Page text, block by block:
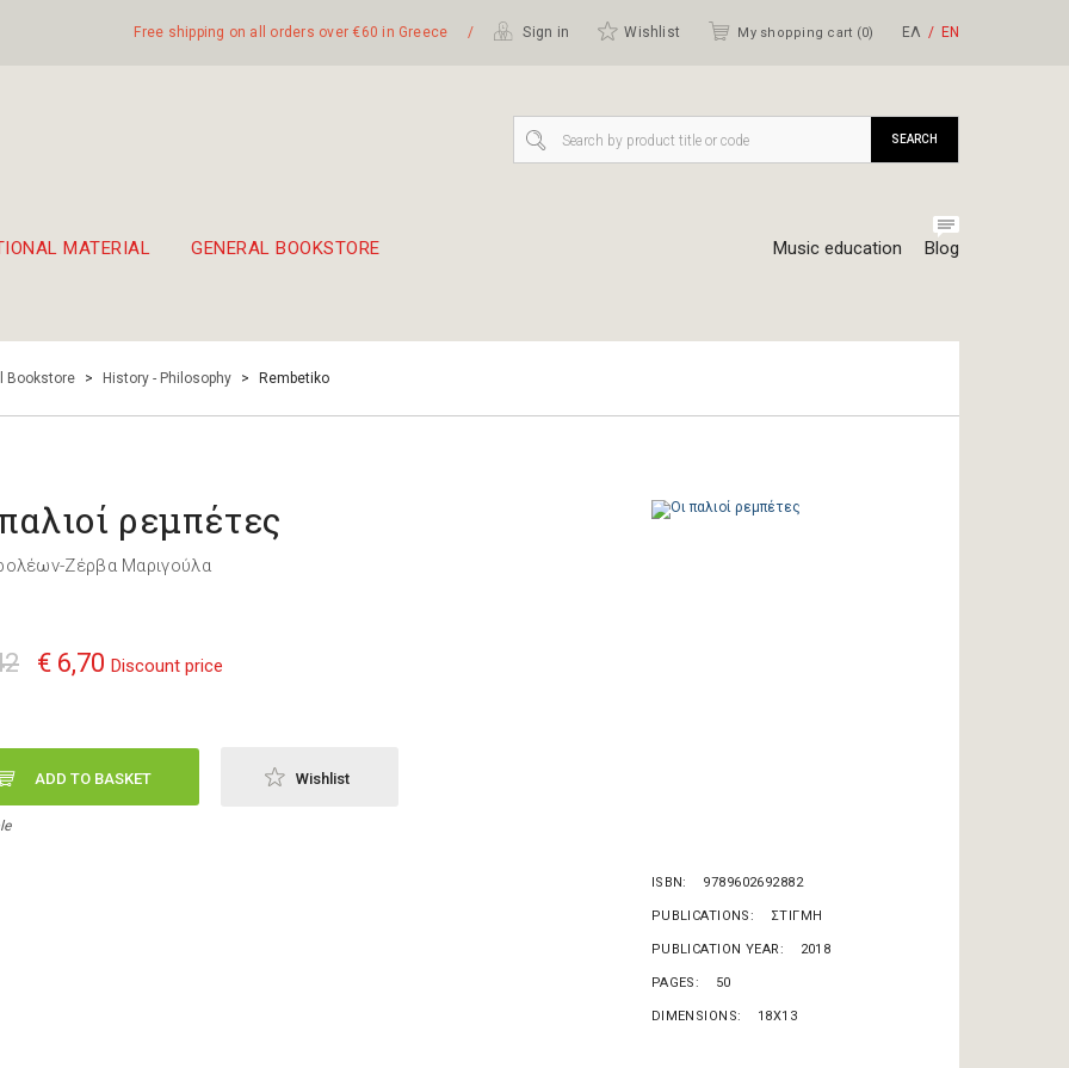
Free shipping on all orders over €60 in Greece / Sign in Wishlist My shopping cart (0) ΕΛ ΕΝ
MATERIAL GENERAL BOOKSTORE Music education Blog
SEARCH
Bookstore > History - Philosophy > Rembetiko
ρεμπέτες
Ζέρβα Μαριγούλα
€ 6,70 Discount price
ADD TO BASKET Wishlist
ISBN 9789602692882
PUBLICATIONS ΣΤΙΓΜΗ
PUBLICATION YEAR 2018
PAGES 50
DIMENSIONS 18X13